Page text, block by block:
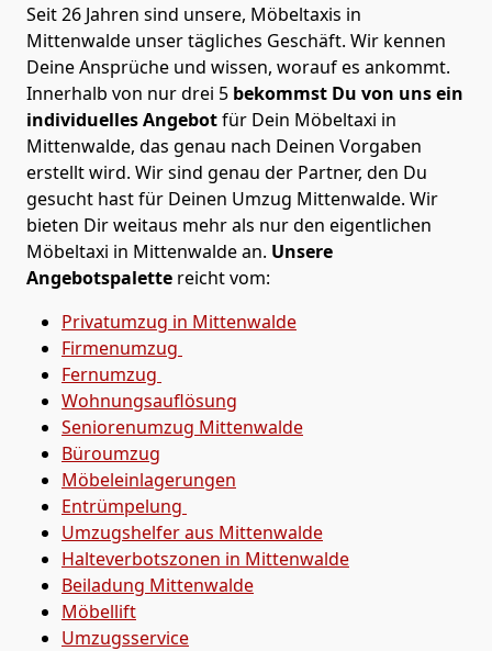
Seit 26 Jahren sind unsere, Möbeltaxis in
Mittenwalde unser tägliches Geschäft. Wir kennen
Deine Ansprüche und wissen, worauf es ankommt.
Innerhalb von nur drei 5 bekommst Du von uns ein
individuelles Angebotfür Dein Möbeltaxi in
Mittenwalde, das genau nach Deinen Vorgaben
erstellt wird. Wir sind genau der Partner, den Du
gesucht hast für Deinen Umzug Mittenwalde. Wir
bieten Dir weitaus mehr als nur den eigentlichen
Möbeltaxi in Mittenwalde an. Unsere
Angebotspalette reicht vom:
Privatumzug in Mittenwalde
Firmenumzug
Fernumzug
Wohnungsauflösung
Seniorenumzug Mittenwalde
Büroumzug
Möbeleinlagerungen
Entrümpelung
Umzugshelfer aus Mittenwalde
Halteverbotszonen in Mittenwalde
Beiladung Mittenwalde
Möbellift
Umzugsservice